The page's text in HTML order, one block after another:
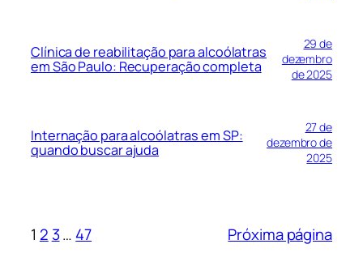
Clínica de reabilitação para alcoólatras
em São Paulo: Recuperação completa
29 de
dezembro
de 2025
Internação para alcoólatras em SP:
quando buscar ajuda
27 de
dezembro de
2025
1 2 3… 47 Próxima página